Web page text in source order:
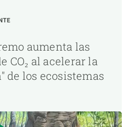
aumenta las
CO₂ al acelerar la
de los ecosistemas